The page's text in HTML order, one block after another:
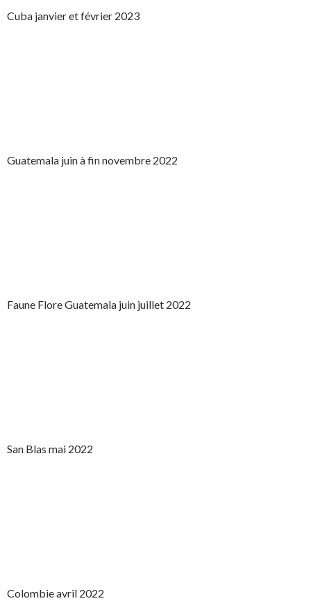
Cuba janvier et février 2023
Guatemala juin à fin novembre 2022
Faune Flore Guatemala juin juillet 2022
San Blas mai 2022
Colombie avril 2022